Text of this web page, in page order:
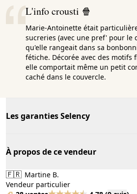
L'info crousti 🍿
Marie-Antoinette était
sucreries (avec une pref' pour le
qu'elle rangeait dans sa
fétiche. Décorée avec des motifs
elle comportait même un petit
caché dans le couvercle.
Les garanties Selency
À propos de ce vendeur
🇫🇷 Martine B.
Vendeur particulier